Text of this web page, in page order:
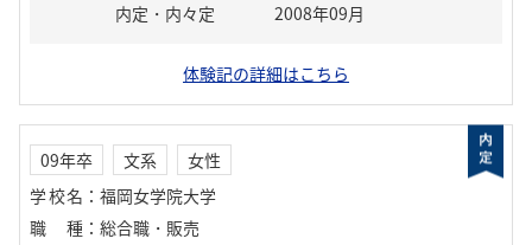
内定・内々定
2008年09月
体験記の詳細はこちら
09年卒 文系
女性
学校名 ： 福岡女学院大学
職種 ： 総合職・販売